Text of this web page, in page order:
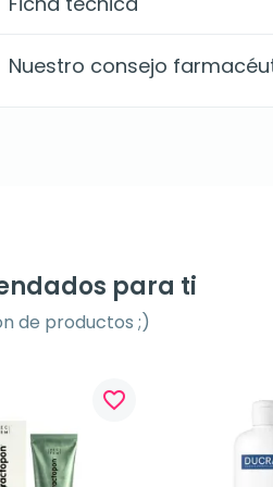
Nuestro consejo
para ti
de productos ;)
favorite_border